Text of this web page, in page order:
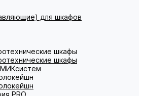
для шкафов
шкафы
шкафы
PRO